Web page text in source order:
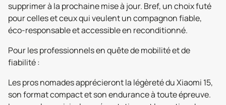
supprimer à la prochaine mise à jour. Bref, un choix futé
pour celles et ceux qui veulent un compagnon fiable,
éco-responsable et accessible en reconditionné.
Pour les professionnels en quête de mobilité et de
fiabilité :
Les pros nomades apprécieront la légèreté du Xiaomi 15,
son format compact et son endurance à toute épreuve.